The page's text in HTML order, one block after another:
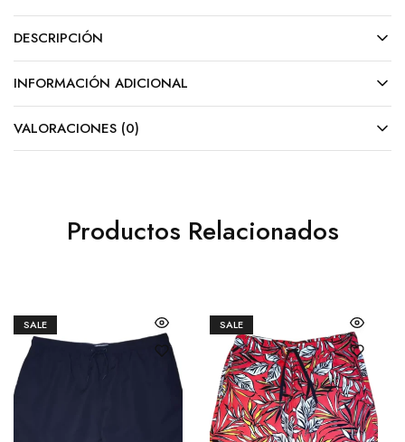
DESCRIPCIÓN
INFORMACIÓN ADICIONAL
VALORACIONES (0)
Productos Relacionados
SALE SALE